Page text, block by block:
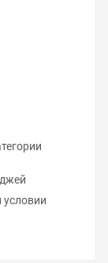
условии